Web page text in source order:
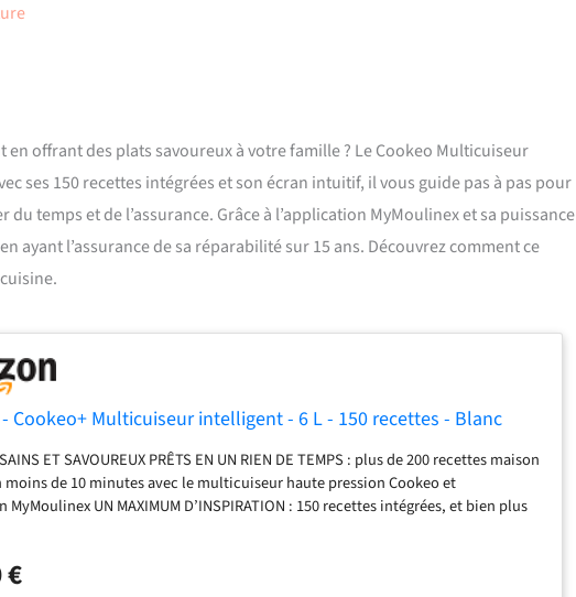
offrant des plats savoureux à votre famille ? Le Cookeo Multicuiseur
ses 150 recettes intégrées et son écran intuitif, il vous guide pas à pas pour
temps et de l’assurance. Grâce à l’application MyMoulinex et sa puissance
ayant l’assurance de sa réparabilité sur 15 ans. Découvrez comment ce
Cookeo+ Multicuiseur intelligent - 6 L - 150 recettes - Blanc
ET SAVOUREUX PRÊTS EN UN RIEN DE TEMPS : plus de 200 recettes maison
moins de 10 minutes avec le multicuiseur haute pression Cookeo et
UN MAXIMUM D’INSPIRATION : 150 recettes intégrées, et bien plus
à pas sur l'écran de votre Cookeo pour des résultats parfaits à chaque fois ; le
haute pression adapte pour vous la cuisson en fonction des ingrédients, des
€